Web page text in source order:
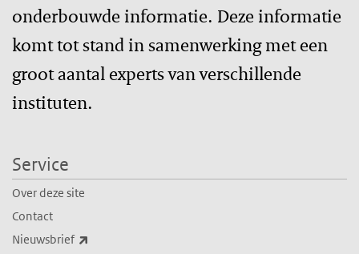
onderbouwde informatie. Deze informatie
komt tot stand in samenwerking met een
groot aantal experts van verschillende
instituten.
Service
Over deze site
Contact
Nieuwsbrief